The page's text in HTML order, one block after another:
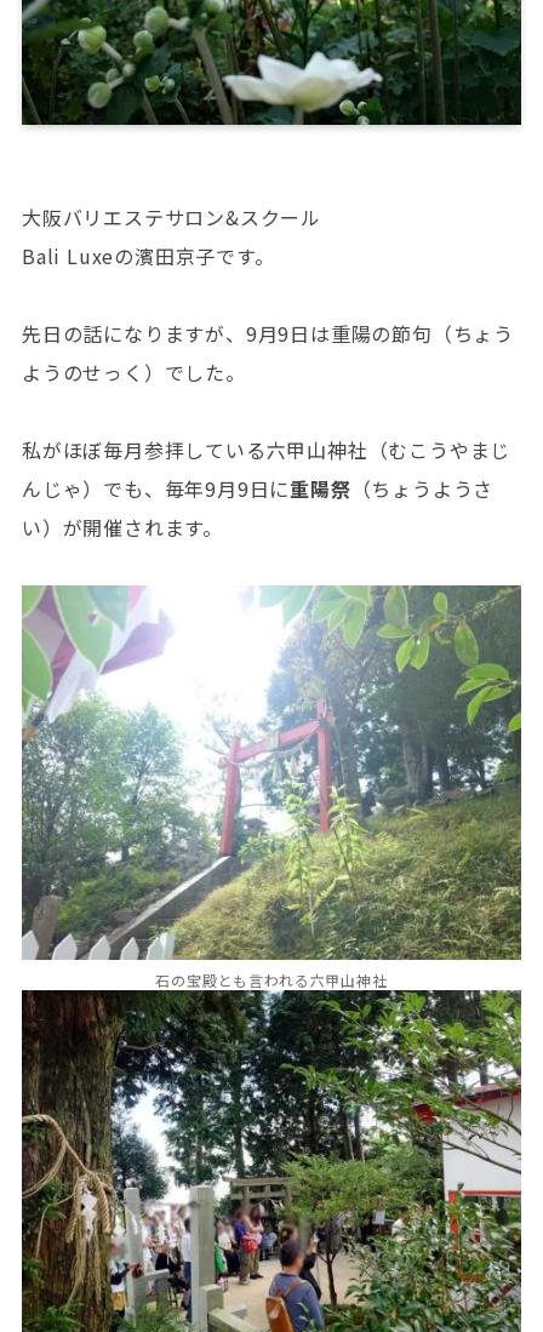
大阪バリエステサロン&スクール
Bali Luxeの濱田京子です。
先日の話になりますが、9月9日は重陽の節句（ちょう
ようのせっく）でした。
私がほぼ毎月参拝している六甲山神社（むこうやまじ
んじゃ）でも、毎年9月9日に重陽祭 （ちょうようさ
い）が開催されます。
石の宝殿とも言われる六甲山神社